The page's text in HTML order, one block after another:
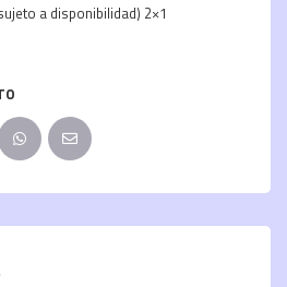
a disponibilidad) 2×1